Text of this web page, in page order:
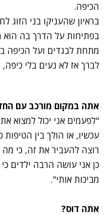
הכיפה.
בראיון שהעניקו בני הזוג
בפתיחות על הדרך בה הוא
מתחת לבגדים ועל הכיפה
לברך אז לא נעים בלי
אתה במקום מורכב עם
"לפעמים אני יכול למצוא
עכשיו, או הולך בין
רוצה להעביר את זה, כי מה
כן אני עושה הרבה ילדים
מביכות אותי".
אתה דוס?